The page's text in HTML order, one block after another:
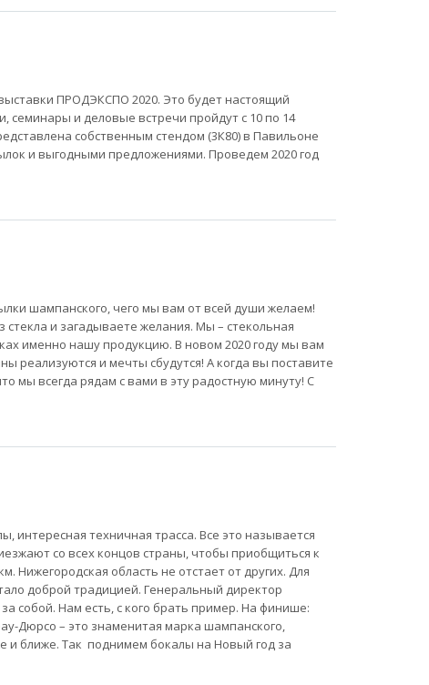
ПРОДЭКСПО 2020. Это будет настоящий
семинары и деловые встречи пройдут с 10 по 14
собственным стендом (3К80) в Павильоне
и выгодными предложениями. Проведем 2020 год
шампанского, чего мы вам от всей души желаем!
и загадываете желания. Мы – стекольная
именно нашу продукцию. В новом 2020 году мы вам
реализуются и мечты сбудутся! А когда вы поставите
мы всегда рядам с вами в эту радостную минуту! С
интересная техничная трасса. Все это называется
со всех концов страны, чтобы приобщиться к
Нижегородская область не отстает от других. Для
доброй традицией. Генеральный директор
собой. Нам есть, с кого брать пример. На финише:
Дюрсо – это знаменитая марка шампанского,
и ближе. Так поднимем бокалы на Новый год за